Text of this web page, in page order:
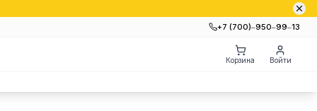
+7 (700)‒950‒99‒13
Корзина Войти